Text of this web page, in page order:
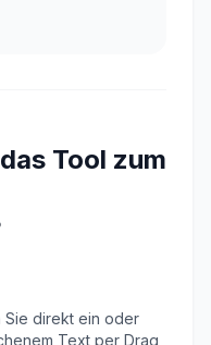
Tool zum
Sie direkt ein oder
Text per Drag